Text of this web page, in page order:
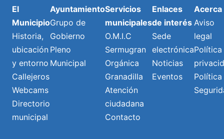
El
Municipio
Historia,
ubicación
y entorno
Callejeros
Webcams
Directorio
municipal
Ayuntamiento
Grupo de
Gobierno
Pleno
Municipal
Servicios
municipales
O.M.I.C
Sermugran
Orgánica
Granadilla
Atención
ciudadana
Contacto
Enlaces
de interés
Sede
electrónica
Noticias
Eventos
Acerca
Aviso
legal
Política
Política